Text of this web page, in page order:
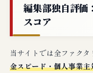
編集部独自評価
スコア
当サイトでは全ファク
金スピード・個人事業